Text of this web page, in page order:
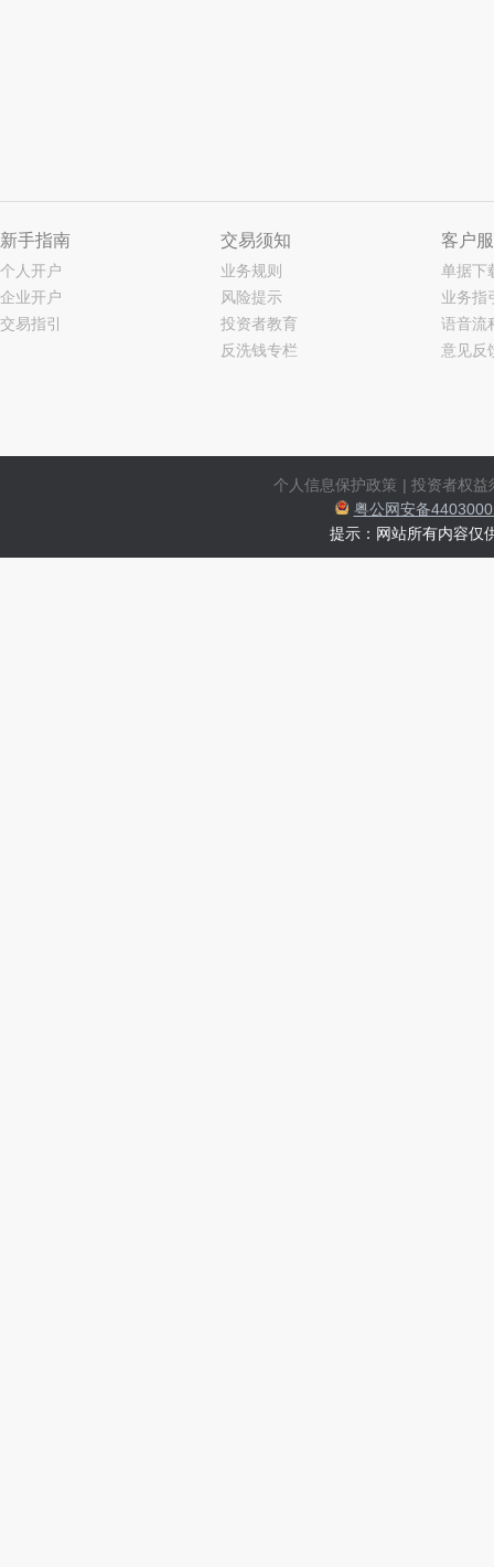
新手指南
个人开户
企业开户
交易指引
交易须知
业务规则
风险提示
投资者教育
反洗钱专栏
客户
单据下
业务指
语音流
意见反
个人信息保护政策 | 投资者权益
粤公网安备
提示：网站所有内容仅